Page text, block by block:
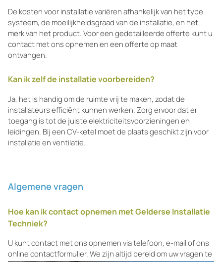
De kosten voor installatie variëren afhankelijk van het type
systeem, de moeilijkheidsgraad van de installatie, en het
merk van het product. Voor een gedetailleerde offerte kunt u
contact met ons opnemen en een offerte op maat
ontvangen.
Kan ik zelf de installatie voorbereiden?
Ja, het is handig om de ruimte vrij te maken, zodat de
installateurs efficiënt kunnen werken. Zorg ervoor dat er
toegang is tot de juiste elektriciteitsvoorzieningen en
leidingen. Bij een CV-ketel moet de plaats geschikt zijn voor
installatie en ventilatie.
Algemene vragen
Hoe kan ik contact opnemen met Gelderse Installatie
Techniek?
U kunt contact met ons opnemen via telefoon, e-mail of ons
online contactformulier. We zijn altijd bereid om uw vragen te